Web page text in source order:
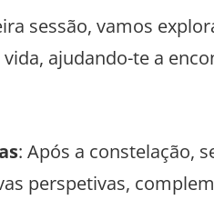
sessão, vamos
ajudando-te a
: Após a constelação,
perspetivas,